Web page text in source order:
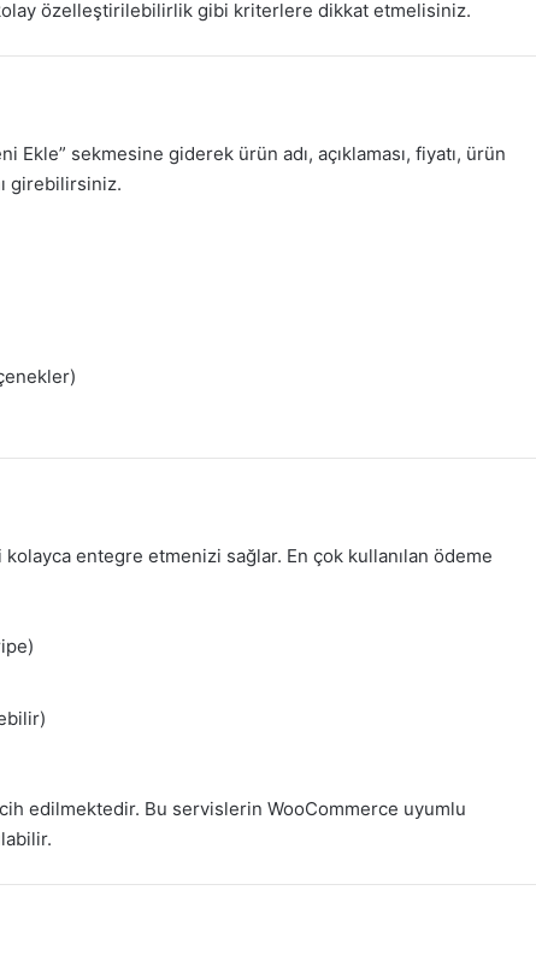
özelleştirilebilirlik gibi kriterlere dikkat etmelisiniz.
Ekle” sekmesine giderek ürün adı, açıklaması, fiyatı, ürün
girebilirsiniz.
entegre etmenizi sağlar. En çok kullanılan ödeme
edilmektedir. Bu servislerin WooCommerce uyumlu